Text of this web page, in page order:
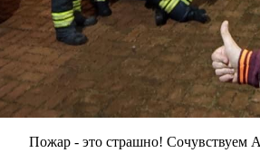
Пожар - это страшно! Сочувствуем